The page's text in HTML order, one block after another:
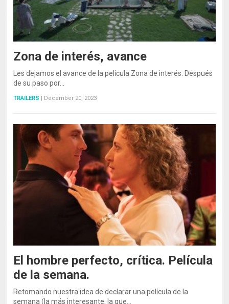
Zona de interés, avance
Les dejamos el avance de la película Zona de interés. Después
de su paso por…
TRAILERS | December 20, 2023
El hombre perfecto, crítica. Película
de la semana.
Retomando nuestra idea de declarar una película de la
semana (la más interesante, la que…